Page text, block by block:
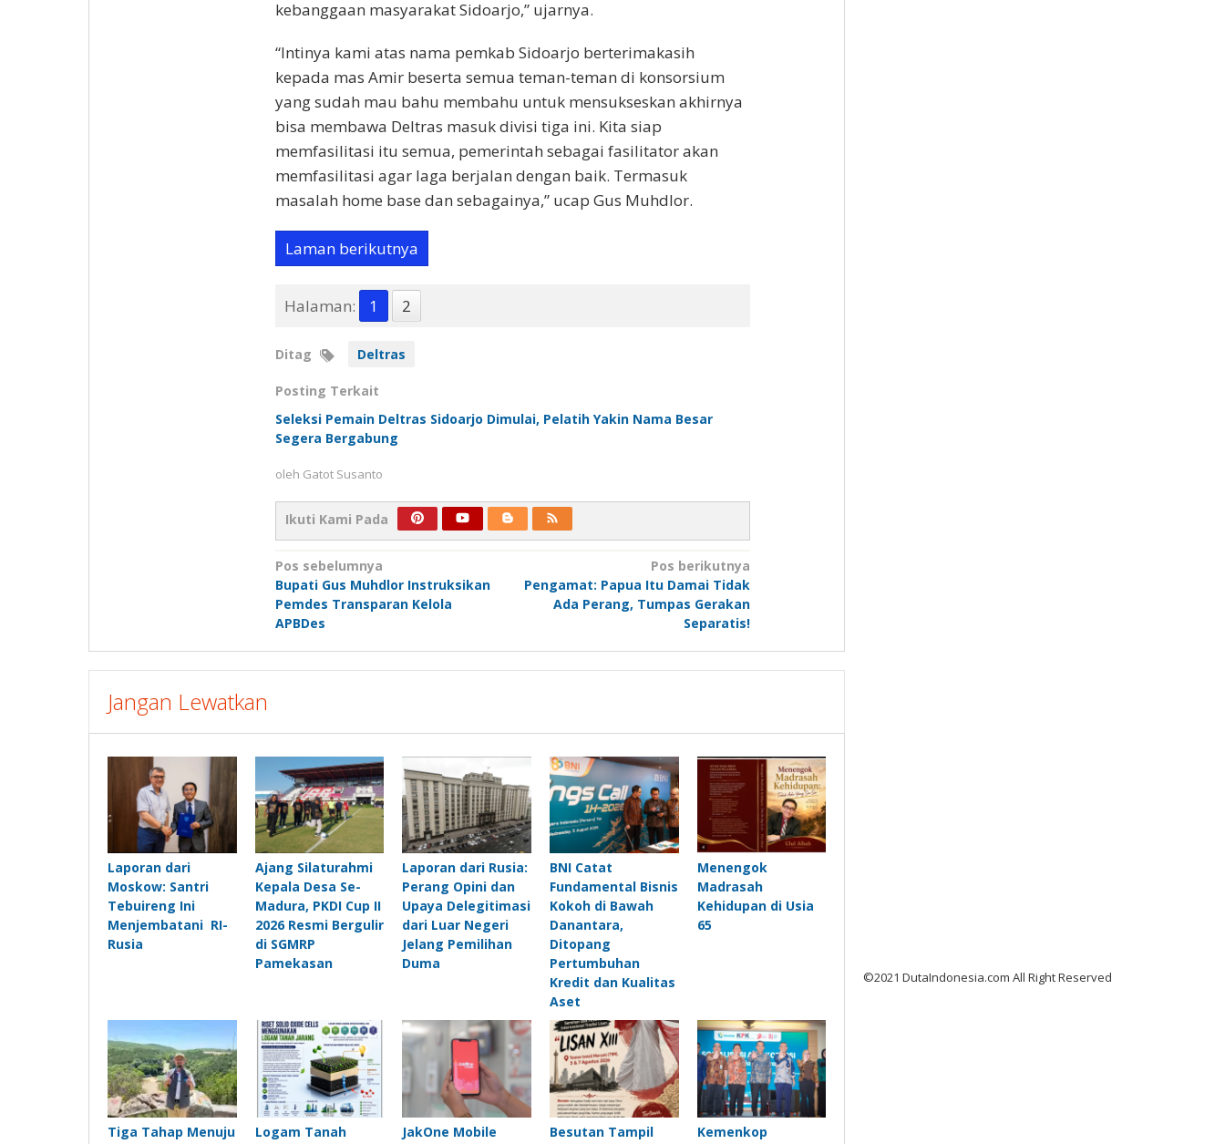
kebanggaan masyarakat Sidoarjo,” ujarnya.
“Intinya kami atas nama pemkab Sidoarjo berterimakasih
kepada mas Amir beserta semua teman-teman di konsorsium
yang sudah mau bahu membahu untuk mensukseskan akhirnya
bisa membawa Deltras masuk divisi tiga ini. Kita siap
memfasilitasi itu semua, pemerintah sebagai fasilitator akan
memfasilitasi agar laga berjalan dengan baik. Termasuk
masalah home base dan sebagainya,” ucap Gus Muhdlor.
Laman berikutnya
Halaman: 1 2
Ditag Deltras
Posting Terkait
Seleksi Pemain Deltras Sidoarjo Dimulai, Pelatih Yakin Nama Besar
Segera Bergabung
oleh Gatot Susanto
Ikuti Kami Pada
Navigasi
pos
Pos sebelumnya
Bupati Gus Muhdlor Instruksikan
Pemdes Transparan Kelola
APBDes
Pos berikutnya
Pengamat: Papua Itu Damai Tidak
Ada Perang, Tumpas Gerakan
Separatis!
Jangan Lewatkan
Laporan dari
Moskow: Santri
Tebuireng Ini
Menjembatani RI-
Rusia
Ajang Silaturahmi
Kepala Desa Se-
Madura, PKDI Cup II
2026 Resmi Bergulir
di SGMRP
Pamekasan
Laporan dari Rusia:
Perang Opini dan
Upaya Delegitimasi
dari Luar Negeri
Jelang Pemilihan
Duma
BNI Catat
Fundamental Bisnis
Kokoh di Bawah
Danantara,
Ditopang
Pertumbuhan
Kredit dan Kualitas
Aset
Menengok
Madrasah
Kehidupan di Usia
65
Tiga Tahap Menuju
Logam Tanah
JakOne Mobile
Besutan Tampil
Kemenkop
©2021 DutaIndonesia.com All Right Reserved